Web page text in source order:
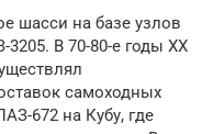
шасси на базе узлов
3205. В 70-80-е годы XX
самоходных
672 на Кубу, где